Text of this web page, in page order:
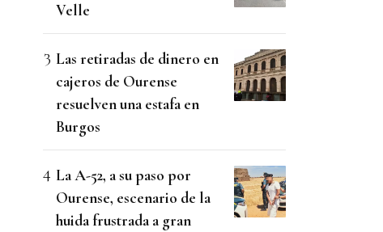
Velle
Las retiradas de dinero en
cajeros de Ourense
resuelven una estafa en
Burgos
La A-52, a su paso por
Ourense, escenario de la
huida frustrada a gran